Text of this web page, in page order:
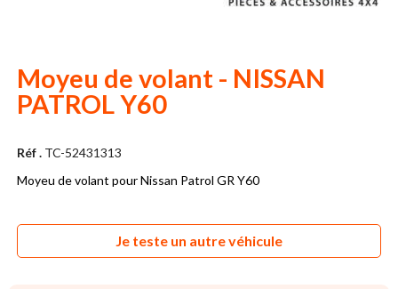
Moyeu de volant - NISSAN
PATROL Y60
Réf . TC-52431313
Moyeu de volant pour Nissan Patrol GR Y60
Je teste un autre véhicule